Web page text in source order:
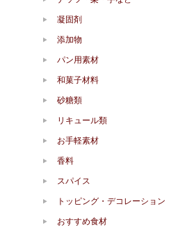
凝固剤
添加物
パン用素材
和菓子材料
砂糖類
リキュール類
お手軽素材
香料
スパイス
トッピング・デコレーション
おすすめ食材